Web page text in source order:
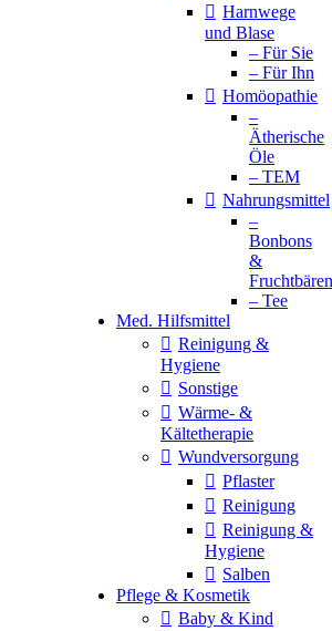
Harnwege
und Blase
– Für Sie
– Für Ihn
Homöopathie
–
Ätherische
Öle
– TEM
Nahrungsmittel
–
Bonbons
&
Fruchtbären
– Tee
Med. Hilfsmittel
Reinigung &
Hygiene
Sonstige
Wärme- &
Kältetherapie
Wundversorgung
Pflaster
Reinigung
Reinigung &
Hygiene
Salben
Pflege & Kosmetik
Baby & Kind